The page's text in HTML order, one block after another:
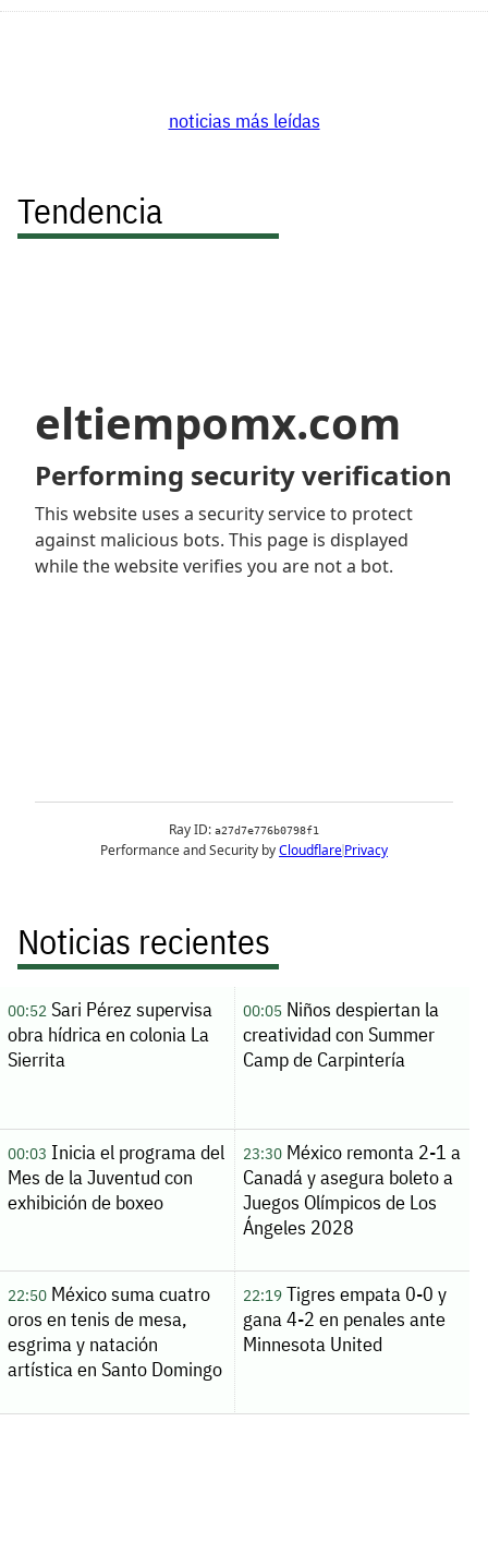
noticias más leídas
Tendencia
Noticias recientes
00:52Sari Pérez supervisa
obra hídrica en colonia La
Sierrita
00:05Niños despiertan la
creatividad con Summer
Camp de Carpintería
00:03 Inicia el programa del
Mes de la Juventud con
exhibición de boxeo
23:30México remonta 2-1 a
Canadá y asegura boleto a
Juegos Olímpicos de Los
Ángeles 2028
22:50México suma cuatro
oros en tenis de mesa,
esgrima y natación
artística en Santo Domingo
22:19Tigres empata 0-0 y
gana 4-2 en penales ante
Minnesota United